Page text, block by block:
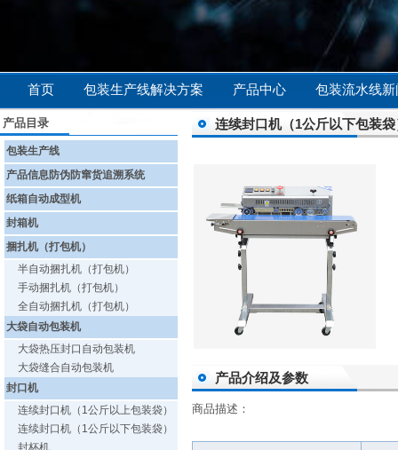
首页 包装生产线解决方案 产品中心 包装流水线
产品目录
包装生产线
产品信息防伪防窜货追溯系统
纸箱自动成型机
封箱机
捆扎机（打包机）
半自动捆扎机（打包机）
手动捆扎机（打包机）
全自动捆扎机（打包机）
大袋自动包装机
大袋热压封口自动包装机
大袋缝合自动包装机
封口机
连续封口机（1公斤以上包装袋）
连续封口机（1公斤以下包装袋）
连续封口机（1公斤以下包装袋
产品介绍及参数
商品描述：